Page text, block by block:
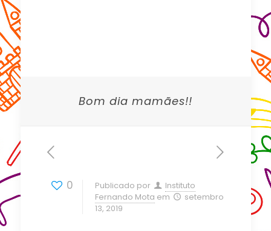
Bom dia mamães!!
0 Publicado por
Instituto
Fernando Mota em
setembro
13, 2019